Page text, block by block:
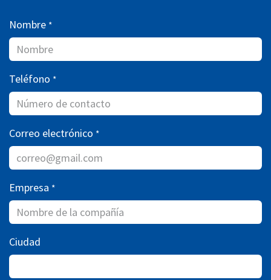
Nombre *
Teléfono *
Correo electrónico *
Empresa *
Ciudad